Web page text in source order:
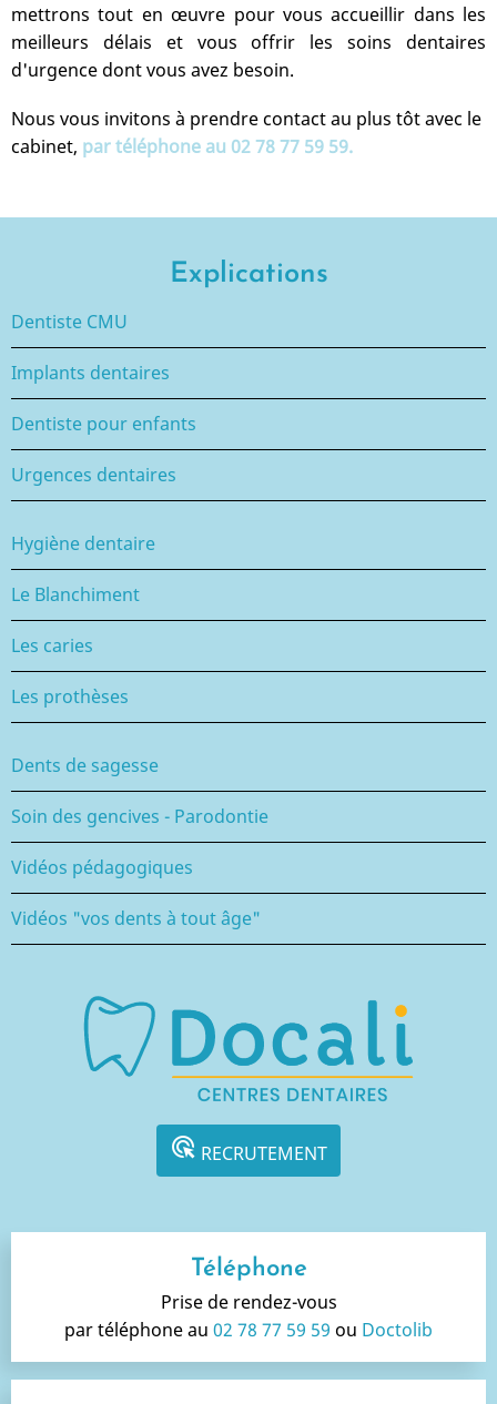
mettrons tout en œuvre pour vous accueillir dans les
meilleurs délais et vous offrir les soins dentaires
d'urgence dont vous avez besoin.
Nous vous invitons à prendre contact au plus tôt avec le
cabinet, par téléphone au 02 78 77 59 59.
Explications
Dentiste CMU
Implants dentaires
Dentiste pour enfants
Urgences dentaires
Hygiène dentaire
Le Blanchiment
Les caries
Les prothèses
Dents de sagesse
Soin des gencives - Parodontie
Vidéos pédagogiques
Vidéos "vos dents à tout âge"
ads_click RECRUTEMENT
Téléphone
Prise de rendez-vous
par téléphone au 02 78 77 59 59 ou Doctolib